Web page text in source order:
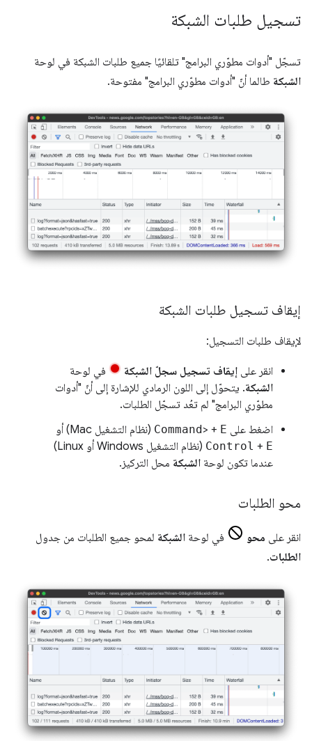
تسجيل طلبات الشبكة
تسجّل "أدوات مطوّري البرامج" تلقائيًا جميع طلبات الشبكة في لوحة
الشبكة طالما أنّ "أدوات مطوّري البرامج" مفتوحة.
إيقاف تسجيل طلبات الشبكة
لإيقاف طلبات التسجيل:
انقر على إيقاف تسجيل سجلّ الشبكة
في لوحة
الشبكة. يتحوّل إلى اللون الرمادي للإشارة إلى أنّ "أدوات
مطوّري البرامج" لم تعُد تسجّل الطلبات.
اضغط على
Command > + E (نظام التشغيل Mac) أو
Control + E
(نظام التشغيل Windows أو Linux)
عندما تكون لوحة الشبكة محل التركيز.
محو الطلبات
انقر على محو في لوحة الشبكة لمحو جميع الطلبات من جدول
الطلبات.